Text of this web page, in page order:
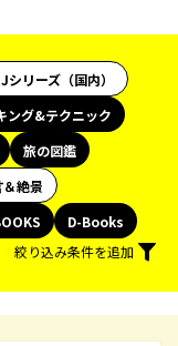
リーズ（国内）
ング&テクニック
旅の図鑑
絶景
D-Books
絞り込み条件を追加